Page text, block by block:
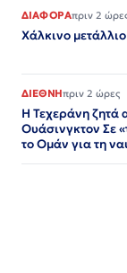
ΔΙΑΦΟΡΑπριν 2
Χάλκινο
ΔΙΕΘΝΗπριν 2 ώρες
Η Τεχεράνη ζητά
Ουάσινγκτον Σε
το Ομάν για τη